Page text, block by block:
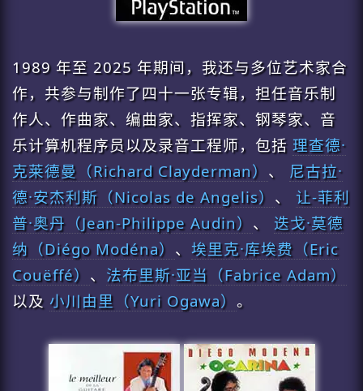
1989 年至 2025 年期间，我还与多位艺术家合
作，共参与制作了四十一张专辑，担任音乐制
作人、作曲家、编曲家、指挥家、钢琴家、音
乐计算机程序员以及录音工程师，包括 理查德·
克莱德曼（Richard Clayderman） 、 尼古拉·
德·安杰利斯（Nicolas de Angelis） 、 让-菲利
普·奥丹（Jean-Philippe Audin） 、 迭戈·莫德
纳（Diégo Modéna） 、 埃里克·库埃费（Eric
Couëffé） 、 法布里斯·亚当（Fabrice Adam）
以及 小川由里（Yuri Ogawa） 。